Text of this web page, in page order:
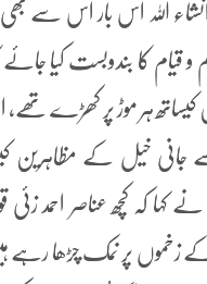
اللہ اس بار اس سے
و قیام کا بندوبست کیا جائے
ہر موڑ پر کھڑے تھے،
خیل کے مظاہرین
کہ کچھ عناصر احمد زئی
زخموں پر نمک چڑھا رہے